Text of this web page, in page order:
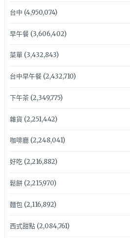
台中 (4,950,074)
早午餐(3,606,402)
菜單(3,432,843)
台中早午餐(2,432,710)
下午茶(2,349,775)
雜貨 (2,251,442)
咖啡廳(2,248,041)
好吃(2,216,882)
鬆餅(2,215,970)
麵包(2,116,892)
西式甜點(2,084,761)